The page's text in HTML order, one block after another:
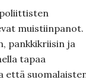
muistiinpanot.
pankkikriisin ja
tapaa
että